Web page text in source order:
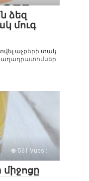
ձեզ
մուգ
աչքերի տակ
561 Vues :